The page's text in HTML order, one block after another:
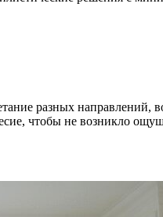
разных направлений,
чтобы не возникло